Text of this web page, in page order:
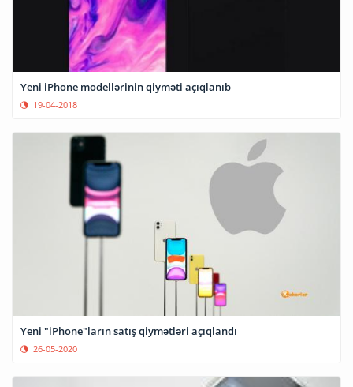
Yeni iPhone modellərinin qiyməti açıqlanıb
19-04-2018
Yeni "iPhone"ların satış qiymətləri açıqlandı
26-05-2020